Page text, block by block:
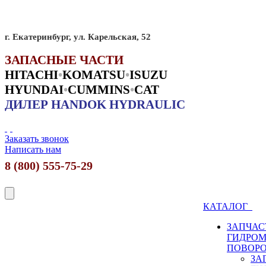
г. Екатеринбург, ул. Карельская, 52
ЗАПАСНЫЕ ЧАСТИ
HITACHI•KOMATSU•ISUZU
HYUNDAI•CUMMINS•CAT
ДИЛЕР HANDOK HYDRAULIC
Заказать звонок
Написать нам
8 (800) 555-75-29
КАТАЛОГ